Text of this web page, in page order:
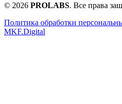
© 2026 PROLABS. Все права
Политика обработки
MKF.Digital